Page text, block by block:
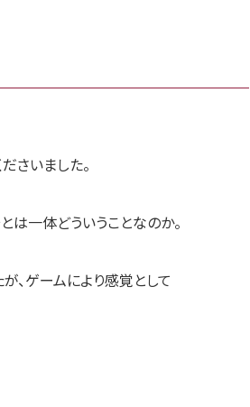
さいました。
は一体どういうことなのか。
、ゲームにより感覚として